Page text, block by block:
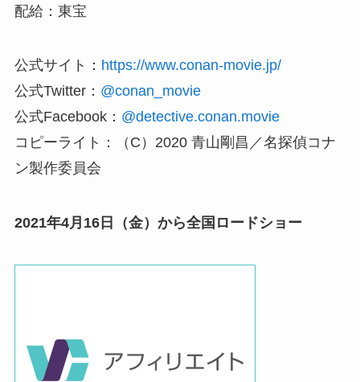
配給：東宝
公式サイト： https://www.conan-movie.jp/
公式Twitter： @conan_movie
公式Facebook： @detective.conan.movie
コピーライト：（C）2020 青山剛昌／名探偵コナ
ン製作委員会
2021年4⽉16⽇（⾦）から全国ロードショー